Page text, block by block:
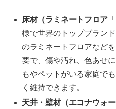
床材（ラミネートフロア
様で世界のトップブラン
のラミネートフロアなど
要で、傷や汚れ、色あせ
もやペットがいる家庭で
く維持できます。
天井・壁材（エコナウォー